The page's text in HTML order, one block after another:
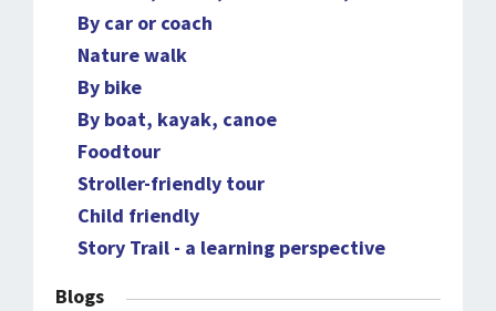
By car or coach
Nature walk
By bike
By boat, kayak, canoe
Foodtour
Stroller-friendly tour
Child friendly
Story Trail - a learning perspective
Blogs